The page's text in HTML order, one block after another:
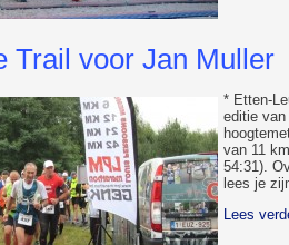
Trail voor Jan Muller
* Etten-
editie van
van 11
54:31).
lees je
Lees